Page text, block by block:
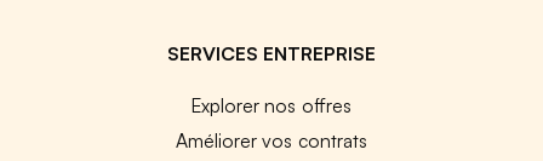
SERVICES ENTREPRISE
Explorer nos offres
Améliorer vos contrats